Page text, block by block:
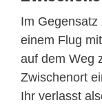
Im
einem Flug
auf dem Weg
Zwischenort
Ihr verlasst